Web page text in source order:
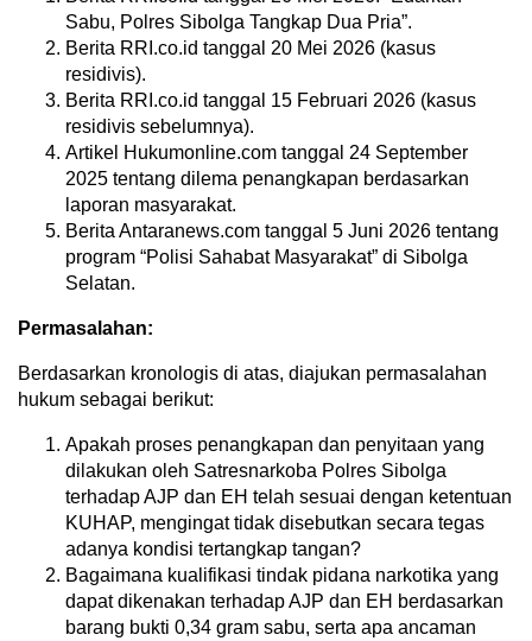
Sabu, Polres Sibolga Tangkap Dua Pria”.
Berita RRI.co.id tanggal 20 Mei 2026 (kasus
residivis).
Berita RRI.co.id tanggal 15 Februari 2026 (kasus
residivis sebelumnya).
Artikel Hukumonline.com tanggal 24 September
2025 tentang dilema penangkapan berdasarkan
laporan masyarakat.
Berita Antaranews.com tanggal 5 Juni 2026 tentang
program “Polisi Sahabat Masyarakat” di Sibolga
Selatan.
Permasalahan:
Berdasarkan kronologis di atas, diajukan permasalahan
hukum sebagai berikut:
Apakah proses penangkapan dan penyitaan yang
dilakukan oleh Satresnarkoba Polres Sibolga
terhadap AJP dan EH telah sesuai dengan ketentuan
KUHAP, mengingat tidak disebutkan secara tegas
adanya kondisi tertangkap tangan?
Bagaimana kualifikasi tindak pidana narkotika yang
dapat dikenakan terhadap AJP dan EH berdasarkan
barang bukti 0,34 gram sabu, serta apa ancaman